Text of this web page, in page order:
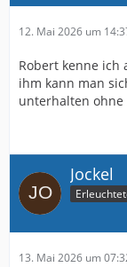
12. Mai 2026 um
Robert kenne ich
ihm kann man
unterhalten ohne
Jockel
13. Mai 2026 um